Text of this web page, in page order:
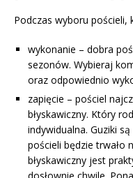
Podczas wyboru pościeli,
wykonanie – dobra
sezonów. Wybieraj
oraz odpowiednio
zapięcie – pościel
błyskawiczny. Który
indywidualna. Guziki
pościeli będzie trwało
błyskawiczny jest